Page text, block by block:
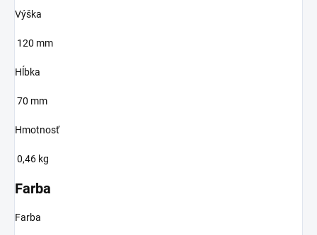
Výška
120 mm
Hĺbka
70 mm
Hmotnosť
0,46 kg
Farba
Farba